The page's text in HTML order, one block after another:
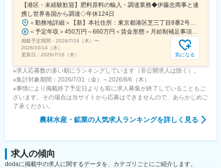
【港区・未経験歓迎】肥料原料の輸入・調達業務◆伊藤忠商事と連
携し世界各国から調達◇年休124日
＜勤務地詳細＞【新】本社住所：東京都港区芝三丁目8番2号住友不動産芝公園ファーストビル９階 勤務地最寄駅：都営地下鉄三田線／芝公園駅受動喫煙対策：屋内全面禁煙変更の範囲：会社の定める事業所
＜予定年収＞450万円～660万円＜賃金形態＞月給制補足事項なし＜賃金内訳＞月額（基本給）：280,000円～378,000円＜月給＞280,000円～378,000円＜昇給有無＞有＜残業手当＞有＜給与補足＞■賞与：年2回（6月/12月）■モデル年収：年収510万円 30歳（月給280,000円＋賞与）※時間外手当除く年収620万円 37歳（月給356,000円＋賞与）※時間外手当除く賃金はあくまでも目安の金額であり、選考を通じて上下する可能性があります。月給(月額)は固定手当を含めた表記です。
掲載予定期間： 2026/7/16（木） 〜
2026/10/14（水）
更新日： 2026/7/16（木） 気になる
※求人応募数の多い順にランキングしています（非公開求人は除く）。
※集計対象期間：2026/7/31（金）～2026/8/6（木）
※事情により掲載終了予定日よりも前に求人募集が終了していることもご
ざいます。その場合は当サイトから応募はできませんので、あらかじめご
了承ください。
農林水産・鉱業の人気求人ランキングを詳しく見る
求人の傾向
dodaに掲載中の求人に関するデータを、カテゴリごとにご紹介します。